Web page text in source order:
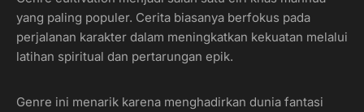
yang paling populer. Cerita biasanya berfokus pada
perjalanan karakter dalam meningkatkan kekuatan melalui
latihan spiritual dan pertarungan epik.
Genre ini menarik karena menghadirkan dunia fantasi